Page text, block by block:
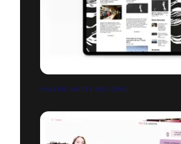
GALERIE MARÉE MODERNE